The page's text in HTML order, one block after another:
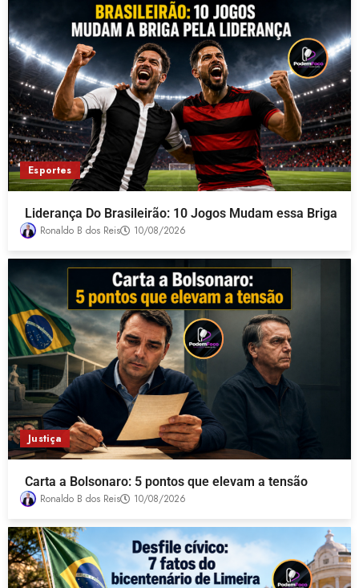
Esportes
Liderança Do Brasileirão: 10 Jogos Mudam essa Briga
Ronaldo B dos Reis 10/08/2026
Justiça
Carta a Bolsonaro: 5 pontos que elevam a tensão
Ronaldo B dos Reis 10/08/2026